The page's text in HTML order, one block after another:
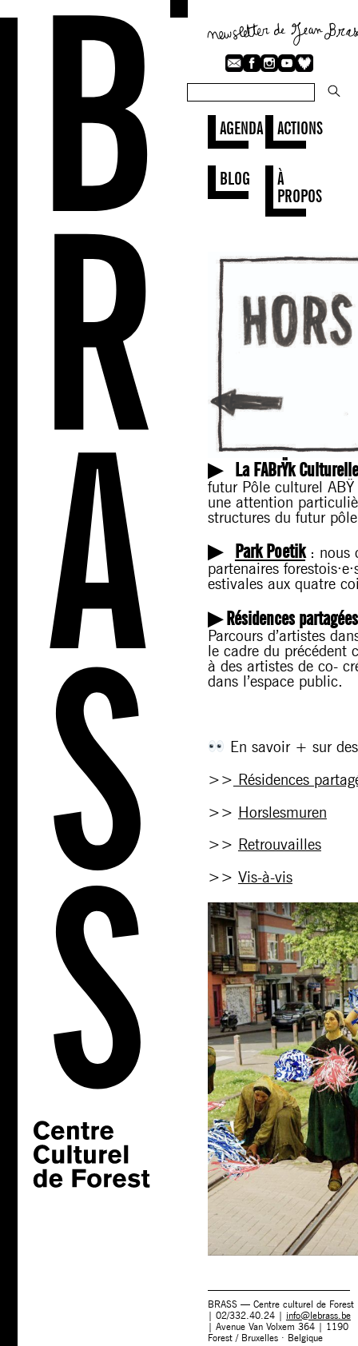
AGENDA ACTIONS
BLOG
À
PROPOS
▶︎ La FABrŸk Culturelle
futur Pôle culturel
une attention
structures du futur
▶︎ Park Poetik: nous
partenaires
estivales aux quatre
▶︎Résidences
Parcours d’artistes
le cadre du précédent
à des artistes de co-
dans l’espace public.
En savoir + sur
>> Résidences
>> Horslesmuren
>> Retrouvailles
>> Vis-à-vis
BRASS — Centre culturel de Forest
| 02/332.40.24 | info@lebrass.be
| Avenue Van Volxem 364 | 1190
Forest / Bruxelles · Belgique